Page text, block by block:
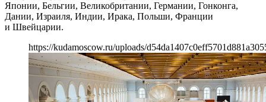
Японии, Бельгии, Великобритании, Германии, Гонконга,
Дании, Израиля, Индии, Ирака, Польши, Франции
и Швейцарии.
https://kudamoscow.ru/uploads/